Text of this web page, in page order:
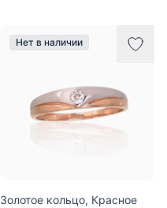
Нет в наличии
Золотое кольцо, Красное